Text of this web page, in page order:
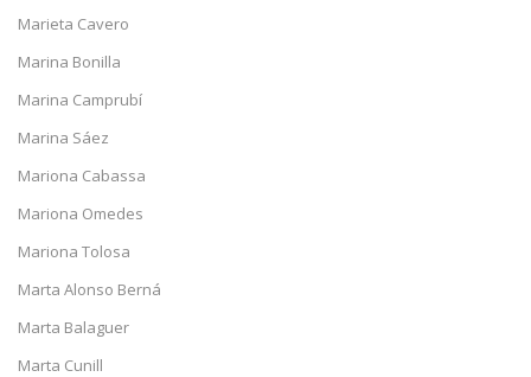
Marieta Cavero
Marina Bonilla
Marina Camprubí
Marina Sáez
Mariona Cabassa
Mariona Omedes
Mariona Tolosa
Marta Alonso Berná
Marta Balaguer
Marta Cunill